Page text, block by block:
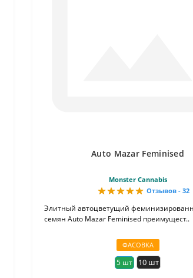
Auto Mazar Feminised
Monster Cannabis
Отзывов - 32
Элитный автоцветущий
семян Auto Mazar Feminised преимущест..
ФАСОВКА
5 шт 10 шт